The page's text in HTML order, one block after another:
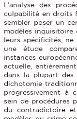
L’analyse des
culpabilité en droits
sembler poser un
modèles inquisitoire
leurs spécificités,
une étude
instances
actuelle,
dans la plupart
dichotomie
progressivement à
sein de procédures
du contradictoire